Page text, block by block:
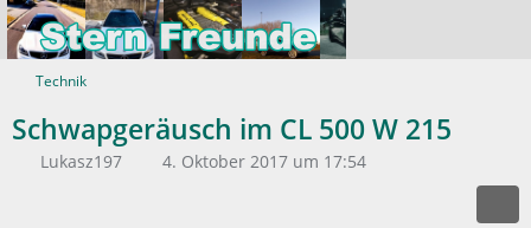
Technik
Schwapgeräusch im CL 500 W 215
Lukasz197 4. Oktober 2017 um 17:54